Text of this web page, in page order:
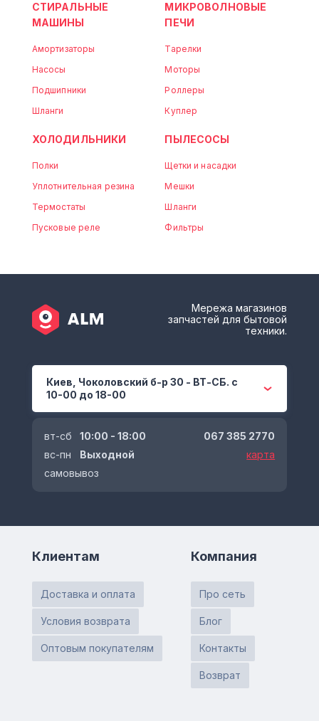
СТИРАЛЬНЫЕ
МАШИНЫ
Амортизаторы
Насосы
Подшипники
Шланги
МИКРОВОЛНОВЫЕ
ПЕЧИ
Тарелки
Моторы
Роллеры
Куплер
ХОЛОДИЛЬНИКИ
Полки
Уплотнительная резина
Термостаты
Пусковые реле
ПЫЛЕСОСЫ
Щетки и насадки
Мешки
Шланги
Фильтры
Мережа магазинов
запчастей для бытовой
техники.
Киев, Чоколовский б-р 30 - ВТ-СБ. с
10-00 до 18-00
вт-сб
10:00 - 18:00
вс-пн
Выходной
самовывоз
067 385 2770
карта
Клиентам
Доставка и оплата
Условия возврата
Оптовым покупателям
Компания
Про сеть
Блог
Контакты
Возврат